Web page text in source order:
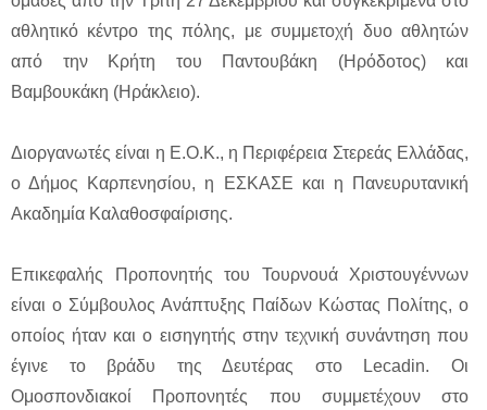
αθλητικό κέντρο της πόλης, με συμμετοχή δυο αθλητών
από την Κρήτη του Παντουβάκη (Ηρόδοτος) και
Βαμβουκάκη (Ηράκλειο).
Διοργανωτές είναι η Ε.Ο.Κ., η Περιφέρεια Στερεάς Ελλάδας,
ο Δήμος Καρπενησίου, η ΕΣΚΑΣΕ και η Πανευρυτανική
Ακαδημία Καλαθοσφαίρισης.
Επικεφαλής Προπονητής του Τουρνουά Χριστουγέννων
είναι ο Σύμβουλος Ανάπτυξης Παίδων Κώστας Πολίτης, ο
οποίος ήταν και ο εισηγητής στην τεχνική συνάντηση που
έγινε το βράδυ της Δευτέρας στο Lecadin. Οι
Ομοσπονδιακοί Προπονητές που συμμετέχουν στο